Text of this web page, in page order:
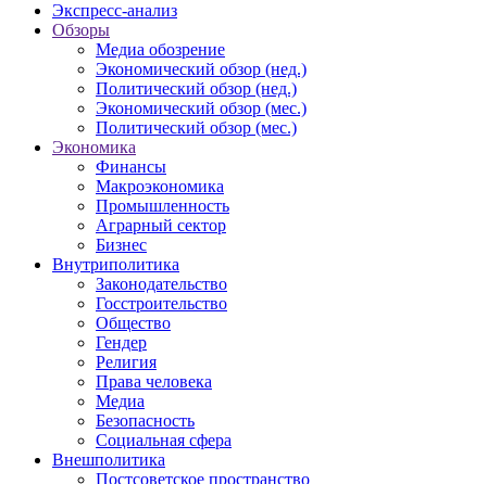
Экспресс-анализ
Обзоры
Медиа обозрение
Экономический обзор (нед.)
Политический обзор (нед.)
Экономический обзор (мес.)
Политический обзор (мес.)
Экономика
Финансы
Макроэкономика
Промышленность
Аграрный сектор
Бизнес
Внутриполитика
Законодательство
Госстроительство
Общество
Гендер
Религия
Права человека
Медиа
Безопасность
Социальная сфера
Внешполитика
Постсоветское пространство